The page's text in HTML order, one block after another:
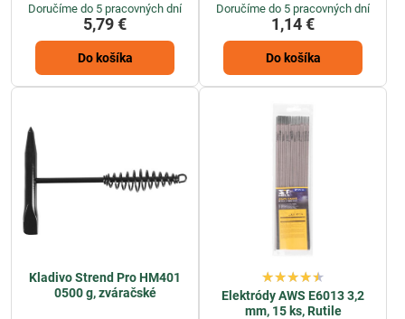
Doručíme do 5 pracovných dní
5,79 €
Do košíka
Doručíme do 5 pracovných dní
1,14 €
Do košíka
Kladivo Strend Pro HM401
0500 g, zváračské
Elektródy AWS E6013 3,2
mm, 15 ks, Rutile